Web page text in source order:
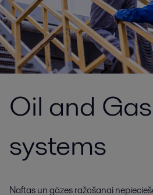
Oil and
systems
Naftas un gāzes ražošanai